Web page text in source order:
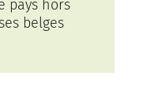
pays hors
belges